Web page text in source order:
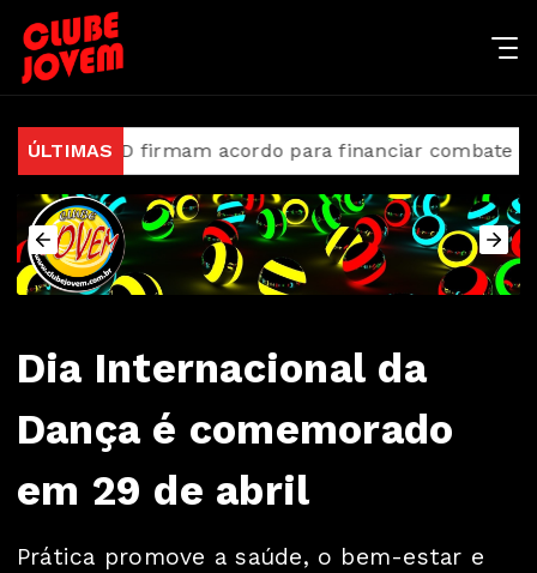
ÚLTIMAS
BID firmam acordo para financiar combate ao crime
Dia Internacional da
Dança é comemorado
em 29 de abril
Prática promove a saúde, o bem-estar e